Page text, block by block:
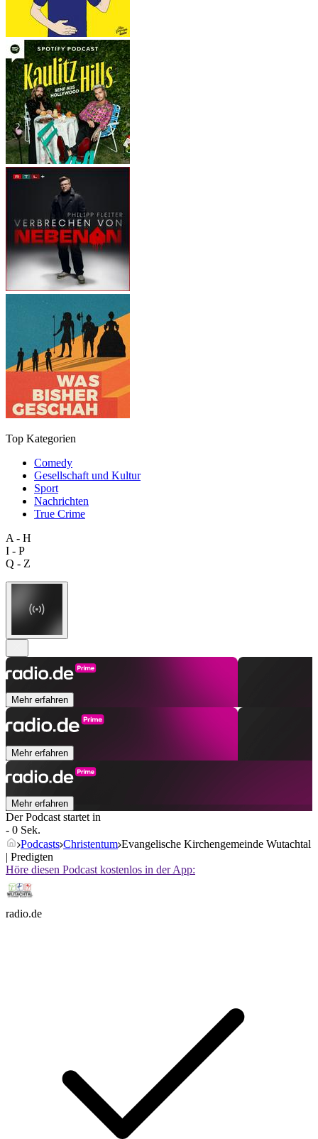
Top Kategorien
Comedy
Gesellschaft und Kultur
Sport
Nachrichten
True Crime
A - H
I - P
Q - Z
Mehr erfahren
Mehr erfahren
Mehr erfahren
Der Podcast startet in
- 0 Sek.
Podcasts Christentum Evangelische Kirchengemeinde Wutachtal
| Predigten
Höre diesen Podcast kostenlos in der App:
radio.de